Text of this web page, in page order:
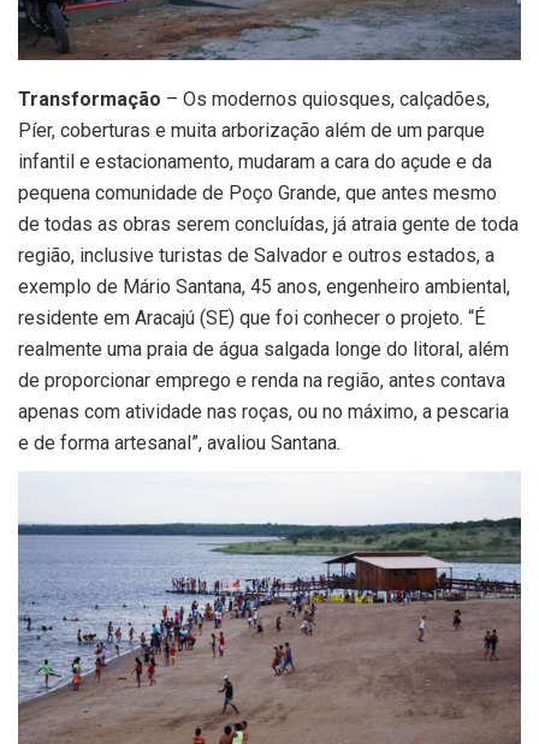
Transformação – Os modernos quiosques, calçadões,
Píer, coberturas e muita arborização além de um parque
infantil e estacionamento, mudaram a cara do açude e da
pequena comunidade de Poço Grande, que antes mesmo
de todas as obras serem concluídas, já atraia gente de toda
região, inclusive turistas de Salvador e outros estados, a
exemplo de Mário Santana, 45 anos, engenheiro ambiental,
residente em Aracajú (SE) que foi conhecer o projeto. “É
realmente uma praia de água salgada longe do litoral, além
de proporcionar emprego e renda na região, antes contava
apenas com atividade nas roças, ou no máximo, a pescaria
e de forma artesanal”, avaliou Santana.